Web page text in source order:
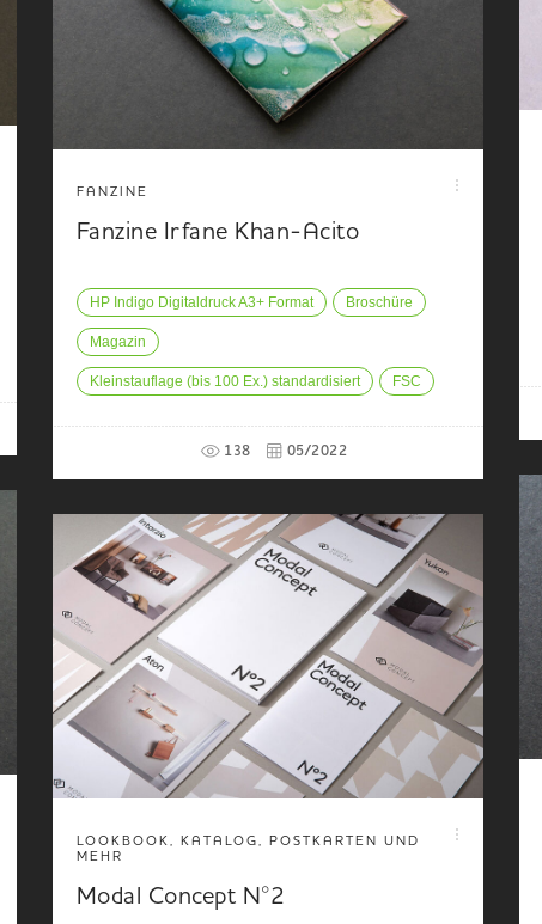
FANZINE
Fanzine Irfane Khan-Acito
HP Indigo Digitaldruck A3+ Format Broschüre
Magazin
Kleinstauflage (bis 100 Ex.) standardisiert FSC
138 05/2022
LOOKBOOK, KATALOG, POSTKARTEN UND
MEHR
Modal Concept N°2